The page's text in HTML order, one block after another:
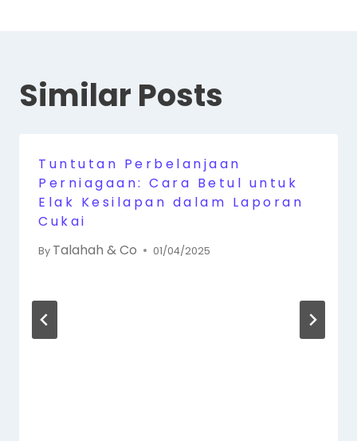
Similar Posts
Tuntutan Perbelanjaan
Perniagaan: Cara Betul untuk
Elak Kesilapan dalam Laporan
Cukai
By Talahah & Co 01/04/2025